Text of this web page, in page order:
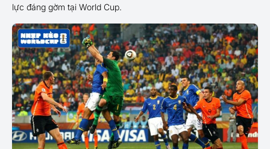
lực đáng gờm tại World Cup.